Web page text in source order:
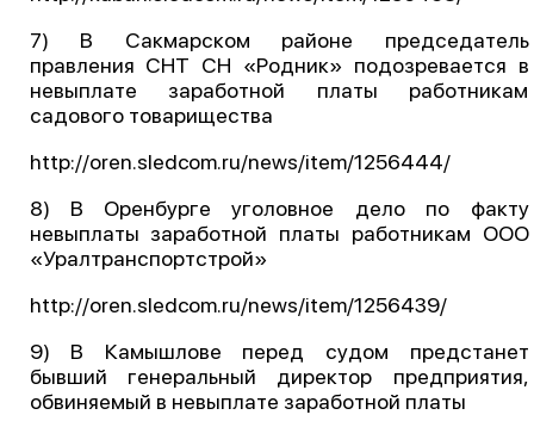
7) В Сакмарском районе председатель
правления СНТ СН «Родник» подозревается в
невыплате заработной платы работникам
садового товарищества
http://oren.sledcom.ru/news/item/1256444/
8) В Оренбурге уголовное дело по факту
невыплаты заработной платы работникам ООО
«Уралтранспортстрой»
http://oren.sledcom.ru/news/item/1256439/
9) В Камышлове перед судом предстанет
бывший генеральный директор предприятия,
обвиняемый в невыплате заработной платы